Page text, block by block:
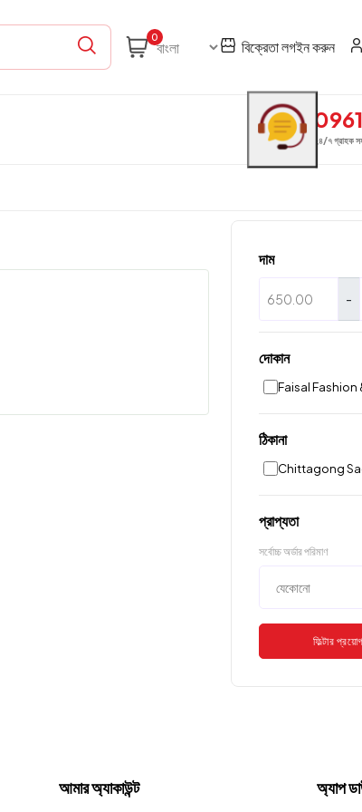
0
বিক্রেতা লগইন করুন
২৪/৭ গ্রাহক
দাম
-
দোকান
Faisal Fashion
ঠিকানা
Chittagong
প্রাপ্যতা
সর্বোচ্চ অর্ডার পরিমাণ
ফিল্টার
আমার অ্যাকাউন্ট অ্যাপ